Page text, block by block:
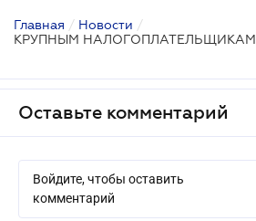
Главная / Новости /
КРУПНЫМ НАЛОГОПЛАТЕЛЬЩИКАМ
Оставьте комментарий
Войдите, чтобы оставить
комментарий